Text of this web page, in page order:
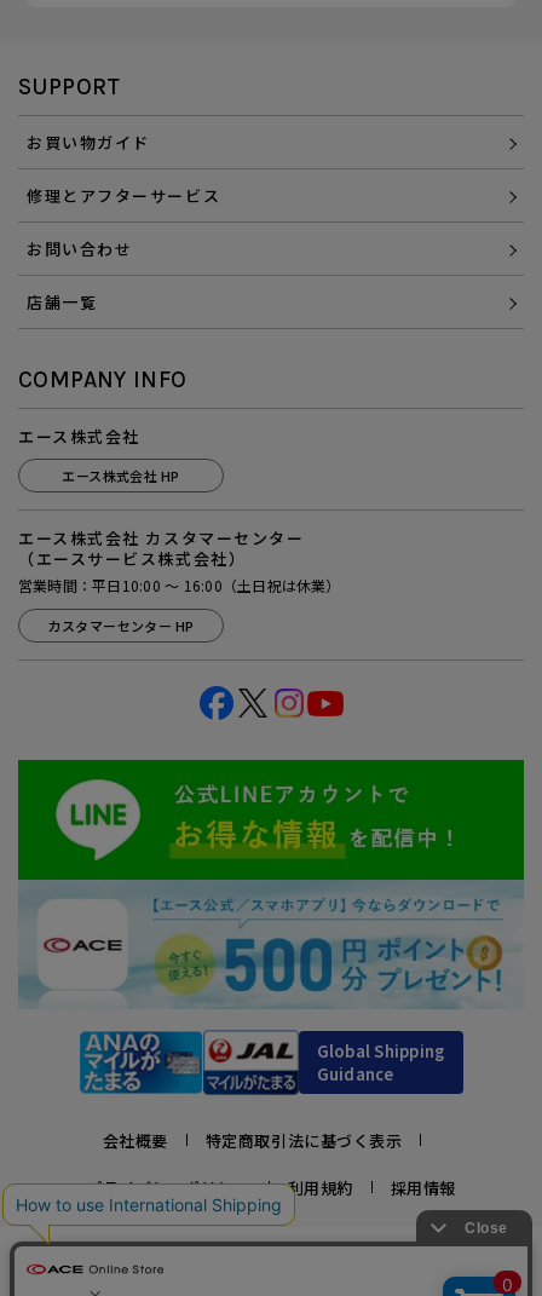
SUPPORT
お買い物ガイド
修理とアフターサービス
お問い合わせ
店舗一覧
COMPANY INFO
エース株式会社
エース株式会社 HP
エース株式会社 カスタマーセンター
（エースサービス株式会社）
営業時間：平日10:00 ～ 16:00（土日祝は休業）
カスタマーセンター HP
Global Shipping
Guidance
会社概要 特定商取引法に基づく表示
プライバシーポリシー 利用規約 採用情報
かばんの総合メーカー、エース公式サイト